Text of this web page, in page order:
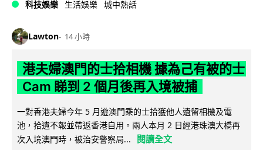
科技娛樂 生活娛樂 城中熱話
Lawton 14 小時
港夫婦澳門的士拾相機 據為己有被的士
Cam 睇到 2 個月後再入境被捕
一對香港夫婦今年 5 月遊澳門乘的士拾獲他人遺留相機及電
池，拾遺不報並帶返香港自用。兩人本月 2 日經港珠澳大橋再
次入境澳門時，被治安警察局...
閱讀全文